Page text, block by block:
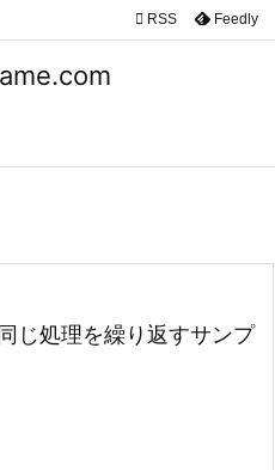


検索
 RSS Feedly
じ処理を繰り返すサンプ